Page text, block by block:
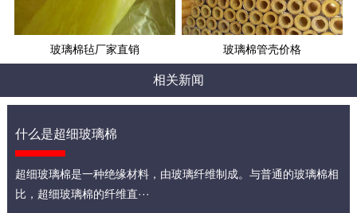
玻璃棉毡厂家直销 玻璃棉管壳价格
相关新闻
什么是超细玻璃棉
超细玻璃棉是一种绝缘材料，由玻璃纤维制成。与普通的玻璃棉相
比，超细玻璃棉的纤维直···